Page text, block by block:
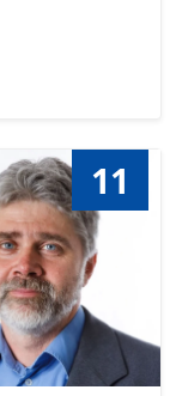
11